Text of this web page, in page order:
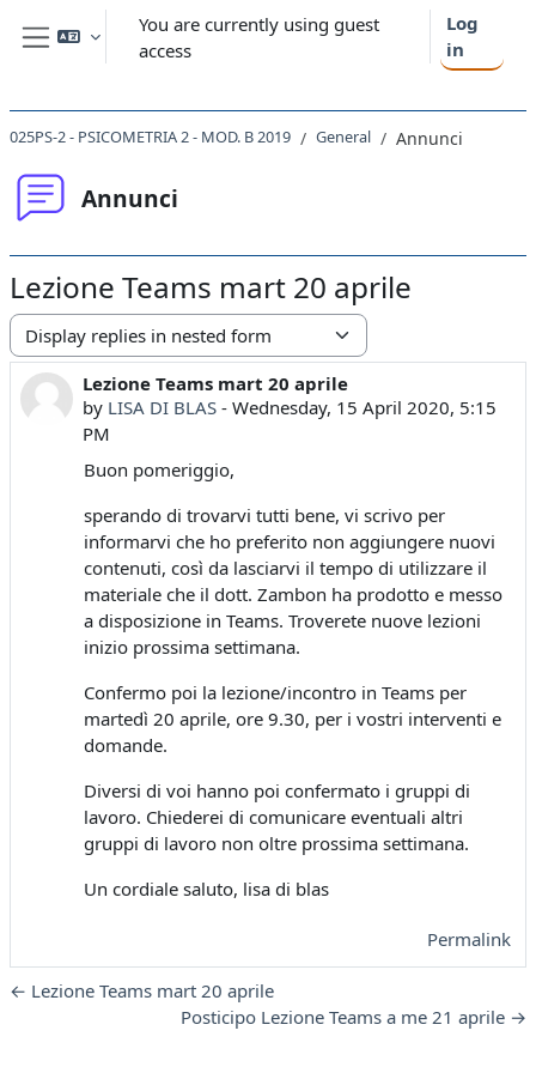
Skip to main content
Side panel
You are currently using guest
access
Log
in
025PS-2 - PSICOMETRIA 2 - MOD. B 2019 General Annunci
Annunci
Lezione Teams mart 20 aprile
Display mode
Lezione Teams mart 20 aprile
by LISA DI BLAS- Wednesday, 15 April 2020, 5:15
PM
Number of replies: 0
Buon pomeriggio,
sperando di trovarvi tutti bene, vi scrivo per
informarvi che ho preferito non aggiungere nuovi
contenuti, così da lasciarvi il tempo di utilizzare il
materiale che il dott. Zambon ha prodotto e messo
a disposizione in Teams. Troverete nuove lezioni
inizio prossima settimana.
Confermo poi la lezione/incontro in Teams per
martedì 20 aprile, ore 9.30, per i vostri interventi e
domande.
Diversi di voi hanno poi confermato i gruppi di
lavoro. Chiederei di comunicare eventuali altri
gruppi di lavoro non oltre prossima settimana.
Un cordiale saluto, lisa di blas
Permalink
← Lezione Teams mart 20 aprile
Posticipo Lezione Teams a me 21 aprile →